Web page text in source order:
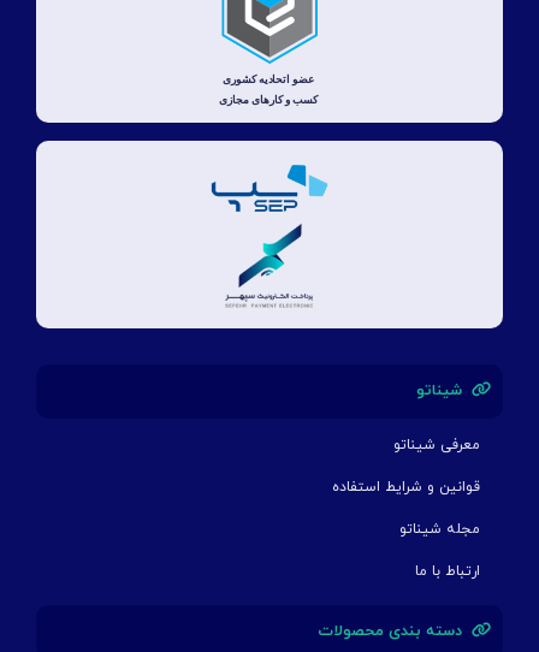
شیناتو
معرفی شیناتو
قوانین و شرایط استفاده
مجله شیناتو
ارتباط با ما
دسته بندی محصولات